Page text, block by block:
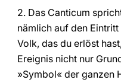
2. Das Canticum
nämlich auf den
Volk, das du erlöst
Ereignis nicht nur
»Symbol« der ganzen